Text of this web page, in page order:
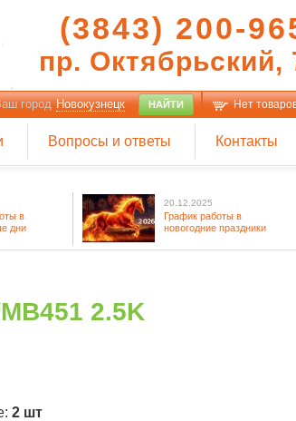
(3843) 200-
пр. Октябрьский,
город Новокузнецк НАЙТИ Нет
Вопросы и ответы Контакты
в
дни
20.12.2025
График работы в
новогодние праздники
2.5K
2 шт